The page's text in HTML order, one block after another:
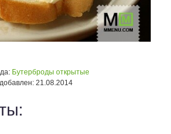
Бутерброды открытые
21.08.2014